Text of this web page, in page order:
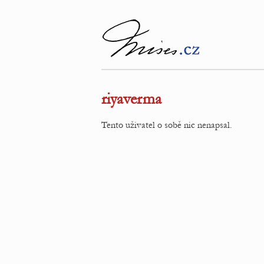
riyaverma
Tento uživatel o sobě nic nenapsal.